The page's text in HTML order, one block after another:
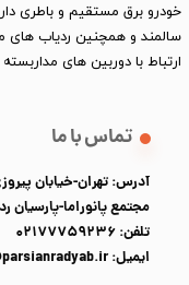
خودرو برق مستقیم و باطری
سالمند و همچنین ردیاب های
ارتباط با دوربین های
تماس با ما
آدرس: تهران-خیابان
مجتمع پانوراما-پارسیان
تلفن: 02177759236
ایمیل: info@parsianradyab.ir